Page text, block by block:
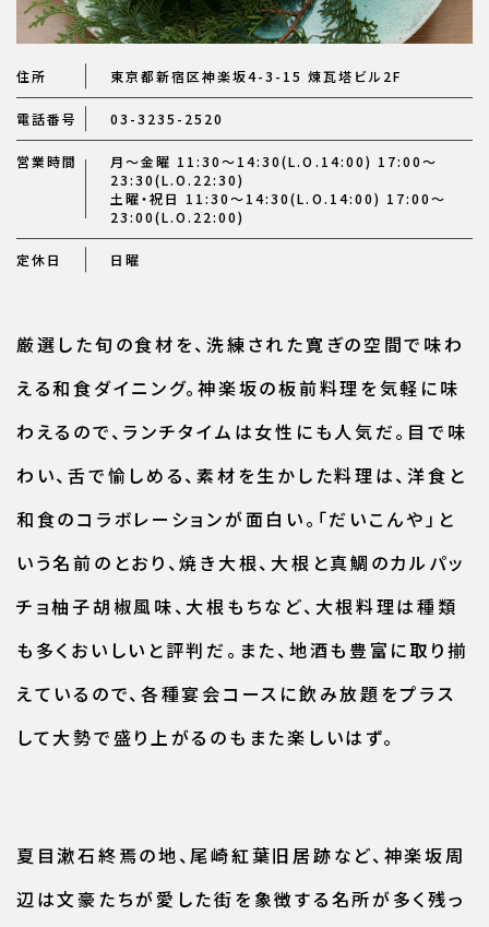
住所 東京都新宿区神楽坂4-3-15 煉瓦塔ビル2F
電話番号 03-3235-2520
営業時間
月～金曜 11:30～14:30(L.O.14:00) 17:00～
23:30(L.O.22:30)
土曜・祝日 11:30～14:30(L.O.14:00) 17:00～
23:00(L.O.22:00)
定休日 日曜
厳選した旬の食材を、洗練された寛ぎの空間で味わ
える和食ダイニング。神楽坂の板前料理を気軽に味
わえるので、ランチタイムは女性にも人気だ。目で味
わい、舌で愉しめる、素材を生かした料理は、洋食と
和食のコラボレーションが面白い。「だいこんや」と
いう名前のとおり、焼き大根、大根と真鯛のカルパッ
チョ柚子胡椒風味、大根もちなど、大根料理は種類
も多くおいしいと評判だ。また、地酒も豊富に取り揃
えているので、各種宴会コースに飲み放題をプラス
して大勢で盛り上がるのもまた楽しいはず。
夏目漱石終焉の地、尾崎紅葉旧居跡など、神楽坂周
辺は文豪たちが愛した街を象徴する名所が多く残っ